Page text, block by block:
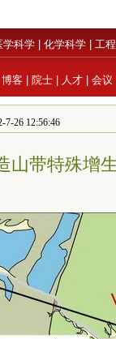
学科学 化学科学 工
博客 院士 人才 会议
26 12:56:46
山带特殊增